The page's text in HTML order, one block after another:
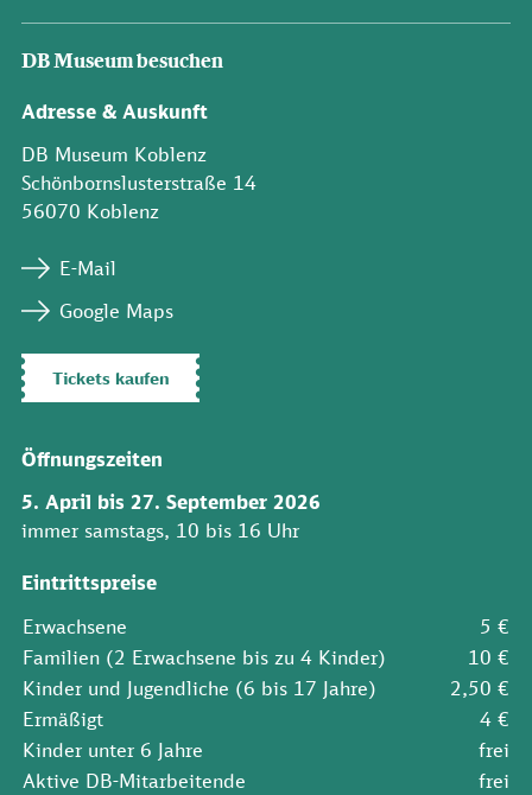
DB Museum besuchen
Adresse & Auskunft
DB Museum Koblenz
Schönbornslusterstraße 14
56070 Koblenz
E-Mail
Google Maps
Tickets kaufen
Öffnungszeiten
5. April bis 27. September 2026
immer samstags, 10 bis 16 Uhr
Eintrittspreise
Erwachsene
5 €
Familien (2 Erwachsene bis zu 4 Kinder)
10 €
Kinder und Jugendliche (6 bis 17 Jahre)
2,50 €
Ermäßigt
4 €
Kinder unter 6 Jahre
frei
Aktive DB-Mitarbeitende
frei